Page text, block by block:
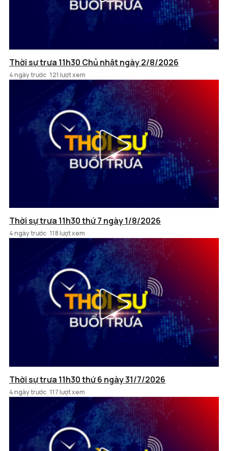
Thời sự trưa 11h30 Chủ nhật ngày 2/8/2026
4 ngày trước 121 lượt xem
Thời sự trưa 11h30 thứ 7 ngày 1/8/2026
4 ngày trước 118 lượt xem
Thời sự trưa 11h30 thứ 6 ngày 31/7/2026
4 ngày trước 117 lượt xem